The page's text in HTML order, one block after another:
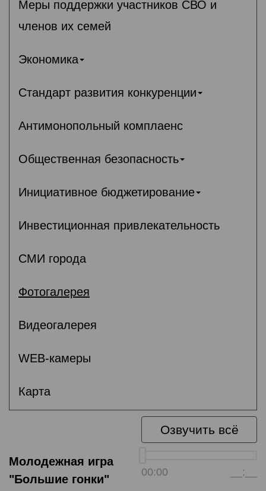
Меры поддержки участников СВО и
членов их семей
Экономика
Стандарт развития конкуренции
Антимонопольный комплаенс
Общественная безопасность
Инициативное бюджетирование
Инвестиционная привлекательность
СМИ города
Фотогалерея
Видеогалерея
WEB-камеры
Карта
Озвучить всё
00:00 __:__
Молодежная игра
"Большие гонки"